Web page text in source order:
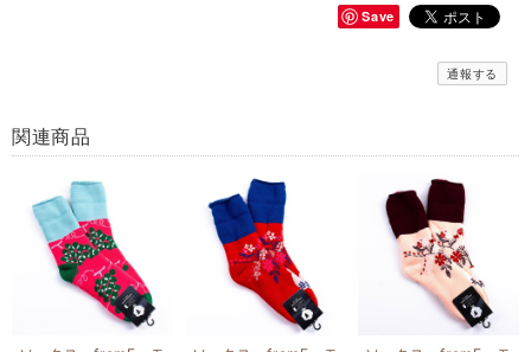
Save
通報する
関連商品